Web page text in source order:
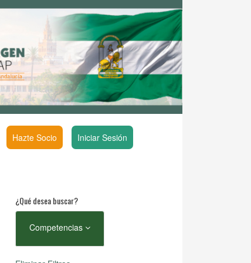
Hazte Socio Iniciar Sesión
¿Qué desea buscar?
Competencias